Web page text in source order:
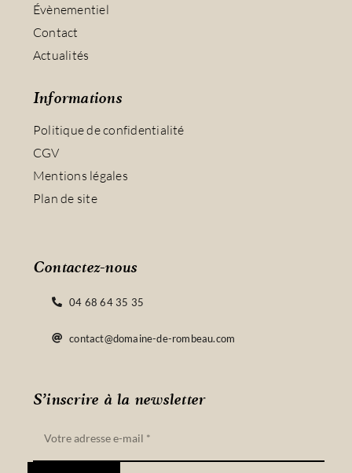
Évènementiel
Contact
Actualités
Informations
Politique de confidentialité
CGV
Mentions légales
Plan de site
S’inscrire à la newsletter
Contactez-nous
04 68 64 35 35
contact@domaine-de-rombeau.com